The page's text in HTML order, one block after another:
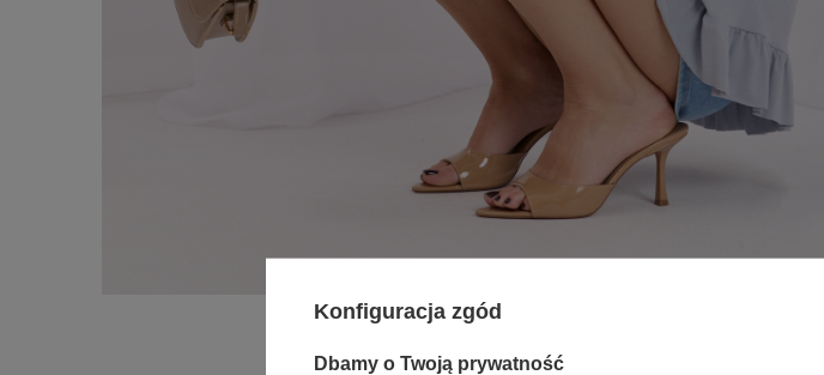
Konfiguracja zgód
Dbamy o Twoją prywatność